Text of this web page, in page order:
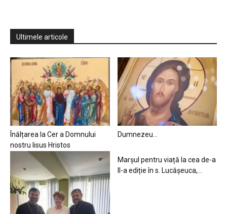
Ultimele articole
Înălțarea la Cer a Domnului
nostru Iisus Hristos
Dumnezeu…
Marșul pentru viață la cea de-a
II-a ediție în s. Lucășeuca,...